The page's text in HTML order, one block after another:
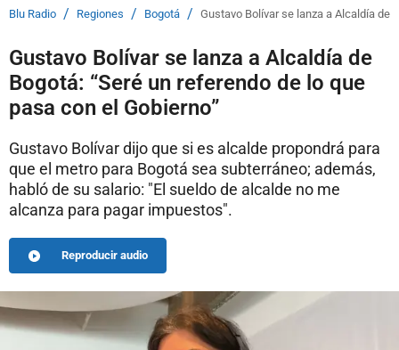
Blu Radio / Regiones / Bogotá / Gustavo Bolívar se lanza a Alcaldía de
Gustavo Bolívar se lanza a Alcaldía de
Bogotá: “Seré un referendo de lo que
pasa con el Gobierno”
Gustavo Bolívar dijo que si es alcalde propondrá para
que el metro para Bogotá sea subterráneo; además,
habló de su salario: "El sueldo de alcalde no me
alcanza para pagar impuestos".
Reproducir audio